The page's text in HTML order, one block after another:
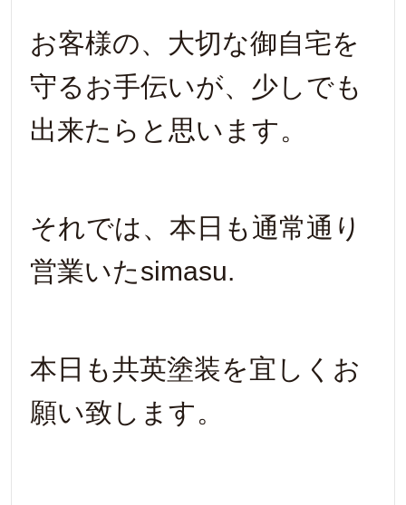
お客様の、大切な御自宅を
守るお手伝いが、少しでも
出来たらと思います。
それでは、本日も通常通り
営業いたsimasu.
本日も共英塗装を宜しくお
願い致します。